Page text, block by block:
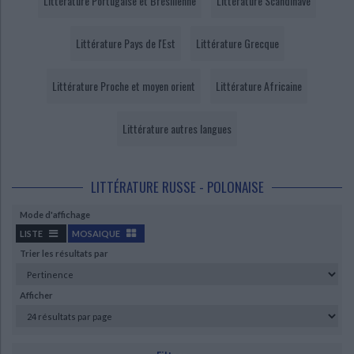
Classiques scolaires Littérature ancienne et médiévale
Ecologie - Environnement Religions - Spiritualités
Histoire ancienne Géographie
Danse
Littérature Pays de l'Est Littérature Grecque
Littérature Proche et moyen orient Littérature Africaine
Littérature autres langues
LITTÉRATURE RUSSE - POLONAISE
Mode d'affichage
LISTE
MOSAIQUE
Trier les résultats par
Afficher